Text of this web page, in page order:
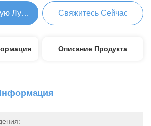
Лучшую ЦенуСвяжитесь Сейчас
Описание Продукта